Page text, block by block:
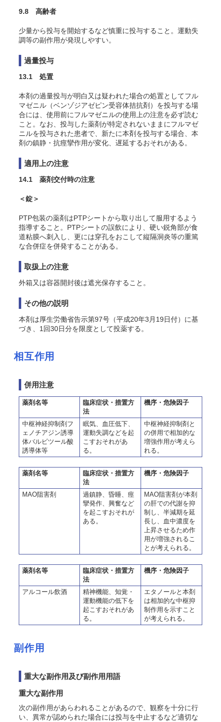
9.8 高齢者
少量から投与を開始するなど慎重に投与すること。運動失
調等の副作用が発現しやすい。
過量投与
13.1 処置
本剤の過量投与が明白又は疑われた場合の処置としてフル
マゼニル（ベンゾジアゼピン受容体拮抗剤）を投与する場
合には、使用前にフルマゼニルの使用上の注意を必ず読む
こと。なお、投与した薬剤が特定されないままにフルマゼ
ニルを投与された患者で、新たに本剤を投与する場合、本
剤の鎮静・抗痙攣作用が変化、遅延するおそれがある。
適用上の注意
14.1 薬剤交付時の注意
＜錠＞
PTP包装の薬剤はPTPシートから取り出して服用するよう
指導すること。PTPシートの誤飲により、硬い鋭角部が食
道粘膜へ刺入し、更には穿孔をおこして縦隔洞炎等の重篤
な合併症を併発することがある。
取扱上の注意
外箱又は容器開封後は遮光保存すること。
その他の説明
本剤は厚生労働省告示第97号（平成20年3月19日付）に基
づき、1回30日分を限度として投薬する。
相互作用
併用注意
薬剤名等
臨床症状・措置方
法
機序・危険因子
中枢神経抑制剤フ
ェノチアジン誘導
体バルビツール酸
誘導体等
眠気、血圧低下、
運動失調などを起
こすおそれがあ
る。
中枢神経抑制剤と
の併用で相加的な
増強作用が考えら
れる。
薬剤名等
臨床症状・措置方
法
機序・危険因子
MAO阻害剤
過鎮静、昏睡、痙
攣発作、興奮など
を起こすおそれが
ある。
MAO阻害剤が本剤
の肝での代謝を抑
制し、半減期を延
長し、血中濃度を
上昇させるため作
用が増強されるこ
とが考えられる。
薬剤名等
臨床症状・措置方
法
機序・危険因子
アルコール飲酒
精神機能、知覚・
運動機能の低下を
起こすおそれがあ
る。
エタノールと本剤
は相加的な中枢抑
制作用を示すこと
が考えられる。
副作用
重大な副作用及び副作用用語
重大な副作用
次の副作用があらわれることがあるので、観察を十分に行
い、異常が認められた場合には投与を中止するなど適切な